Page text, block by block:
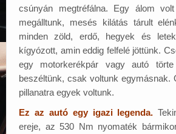
csúnyán megtréfálna. Egy álom
megálltunk, mesés kilátás tárult
minden zöld, erdő, hegyek és
kígyózott, amin eddig felfelé jöttünk.
egy motorkerékpár vagy autó
beszéltünk, csak voltunk egymásnak.
pillanatra egyek voltunk.
Ez az autó egy igazi legenda.
ereje, az 530 Nm nyomaték